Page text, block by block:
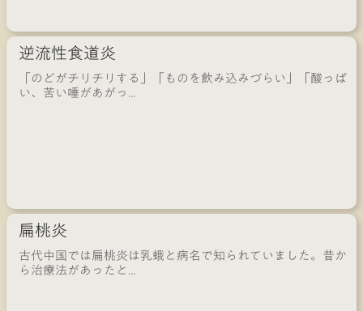
逆流性食道炎
「のどがチリチリする」「ものを飲み込みづらい」「酸っぱ
い、苦い唾があがっ...
扁桃炎
古代中国では扁桃炎は乳蛾と病名で知られていました。昔か
ら治療法があったと...